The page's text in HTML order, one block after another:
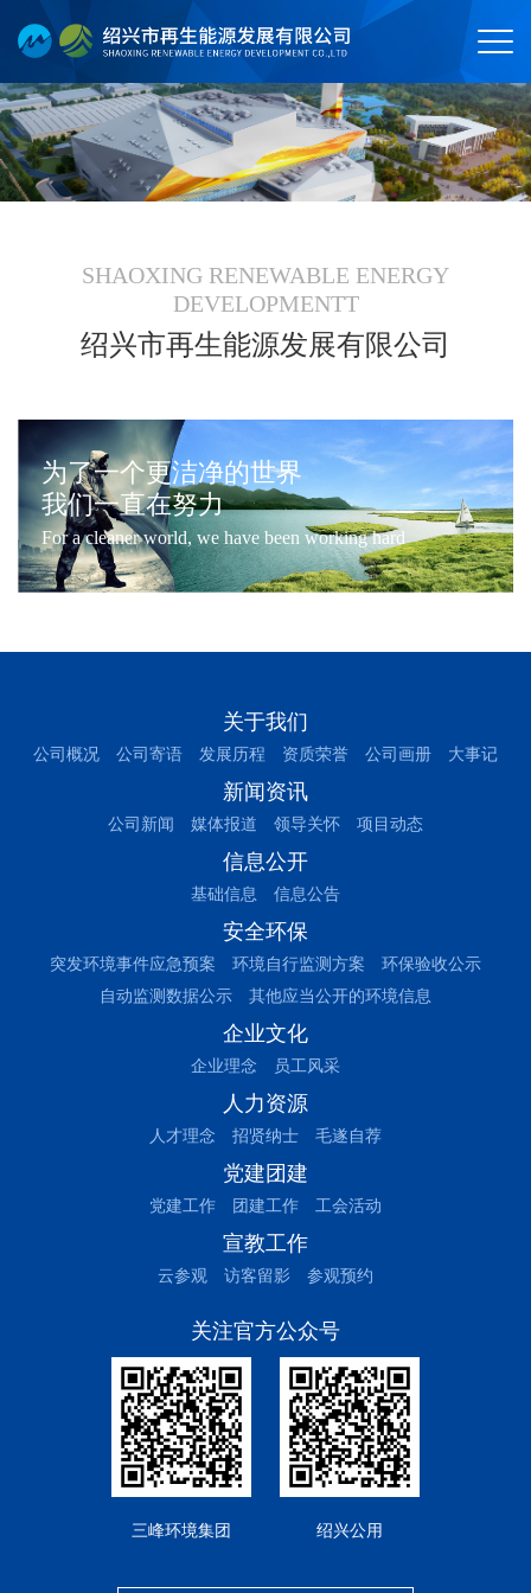
SHAOXING RENEWABLE ENERGY
DEVELOPMENTT
绍兴市再生能源发展有限公司
为了一个更洁净的世界
我们一直在努力
For a cleaner world, we have been working hard
关于我们
公司概况 公司寄语 发展历程 资质荣誉 公司画册 大事记
新闻资讯
公司新闻 媒体报道 领导关怀 项目动态
信息公开
基础信息 信息公告
安全环保
突发环境事件应急预案 环境自行监测方案
环保验收公示
自动监测数据公示
其他应当公开的环境信息
企业文化
企业理念 员工风采
人力资源
人才理念 招贤纳士 毛遂自荐
党建团建
党建工作 团建工作 工会活动
宣教工作
云参观 访客留影 参观预约
关注官方公众号
三峰环境集团 绍兴公用